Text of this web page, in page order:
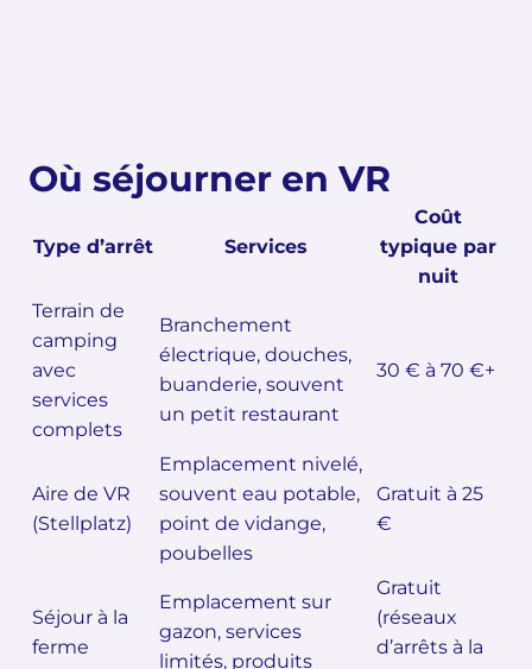
Où séjourner en VR
Type d’arrêt Services
Coût
typique par
nuit
Terrain de
camping
avec
services
complets
Branchement
électrique, douches,
buanderie, souvent
un petit restaurant
30 € à 70 €+
Aire de VR
(Stellplatz)
Emplacement nivelé,
souvent eau potable,
point de vidange,
poubelles
Gratuit à 25
€
Séjour à la
ferme
Emplacement sur
gazon, services
limités, produits
Gratuit
(réseaux
d’arrêts à la